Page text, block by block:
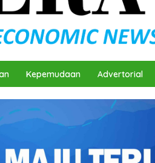
Kepemudaan Advertorial